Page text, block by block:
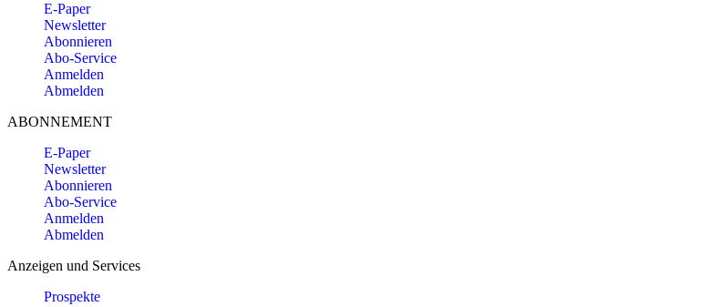
E-Paper
Newsletter
Abonnieren
Abo-Service
Anmelden
Abmelden
ABONNEMENT
E-Paper
Newsletter
Abonnieren
Abo-Service
Anmelden
Abmelden
Anzeigen und Services
Prospekte